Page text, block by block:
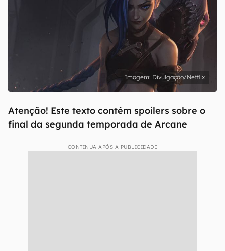
Divulgação/Netflix
Atenção! Este texto contém spoilers sobre o
final da segunda temporada de Arcane
CONTINUA APÓS A PUBLICIDADE